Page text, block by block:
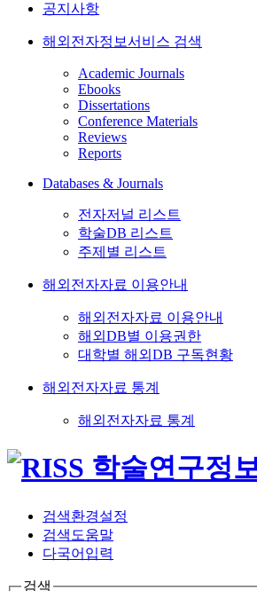
공지사항
해외전자정보서비스 검색
Academic Journals
Ebooks
Dissertations
Conference Materials
Reviews
Reports
Databases & Journals
전자저널 리스트
학술DB 리스트
주제별 리스트
해외전자자료 이용안내
해외전자자료 이용안내
해외DB별 이용권한
대학별 해외DB 구독현황
해외전자자료 통계
해외전자자료 통계
검색환경설정
검색도움말
다국어입력
검색